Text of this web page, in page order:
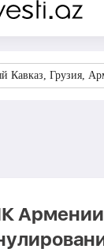
Грузия,
Армении